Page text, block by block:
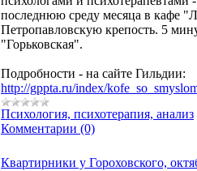
последнюю среду месяца в кафе
Петропавловскую крепость. 5
"Горьковская".
Подробности - на сайте Гильдии:
http://gppta.ru/index/
Психология, психотерапия, анализ
Комментарии (0)
Квартирники у Гороховского,